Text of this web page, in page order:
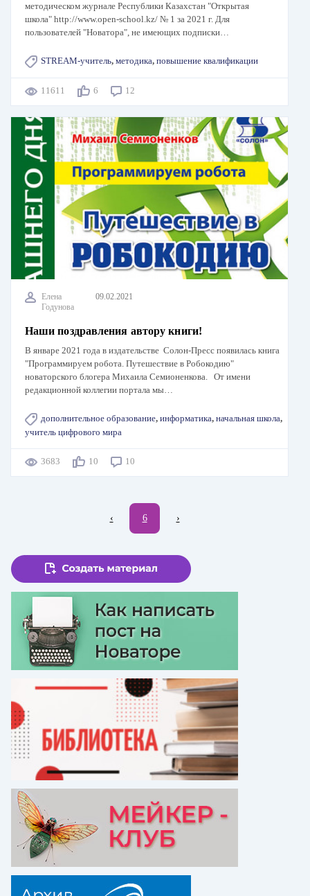
методическом журнале Республики Казахстан "Открытая
школа" http://www.open-school.kz/ № 1 за 2021 г. Для
пользователей "Новатора", не имеющих подписки…
STREAM-учитель, методика, повышение квалификации
11611 6 12
Елена
Годунова
09.02.2021
Наши поздравления автору книги!
В январе 2021 года в издательстве Солон-Пресс появилась книга
"Программируем робота. Путешествие в Робокодию"
новаторского блогера Михаила Семионенкова. От имени
редакционной коллегии портала мы…
дополнительное образование, информатика, начальная школа,
учитель цифрового мира
3683 10 10
←
‹ Текущая
6 Следующая
›